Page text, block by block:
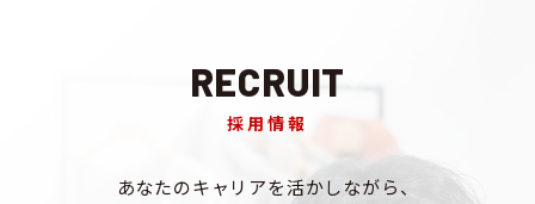
RECRUIT
採用情報
あなたのキャリアを活かしながら、